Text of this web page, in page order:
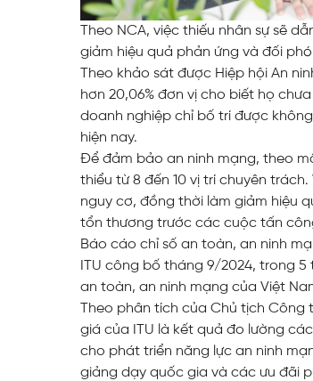
Theo NCA, việc thiếu nhân sự sẽ
giảm hiệu quả phản ứng và đối
Theo khảo sát được Hiệp hội An
hơn 20,06% đơn vị cho biết họ
doanh nghiệp chỉ bố trí được
hiện nay.
Để đảm bảo an ninh mạng, theo
thiểu từ 8 đến 10 vị trí chuyên
nguy cơ, đồng thời làm giảm hiệu
tổn thương trước các cuộc tấn
Báo cáo chỉ số an toàn, an ninh
ITU công bố tháng 9/2024, trong
an toàn, an ninh mạng của Việt
Theo phân tích của Chủ tịch Công
giá của ITU là kết quả đo lường
cho phát triển năng lực an ninh
giảng dạy quốc gia và các ưu đãi